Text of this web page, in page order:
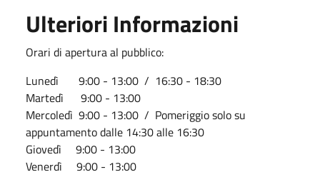
Ulteriori Informazioni
Orari di apertura al pubblico:
Lunedì 9:00 - 13:00 / 16:30 - 18:30
Martedì 9:00 - 13:00
Mercoledì 9:00 - 13:00 / Pomeriggio solo su
appuntamento dalle 14:30 alle 16:30
Giovedì 9:00 - 13:00
Venerdì 9:00 - 13:00